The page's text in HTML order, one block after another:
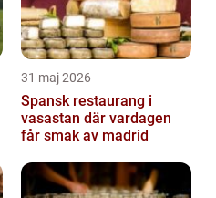
31 maj 2026
Spansk restaurang i
vasastan där vardagen
får smak av madrid